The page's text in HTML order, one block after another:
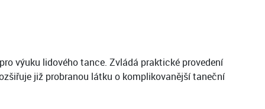
výuku lidového tance. Zvládá praktické provedení
již probranou látku o komplikovanější taneční